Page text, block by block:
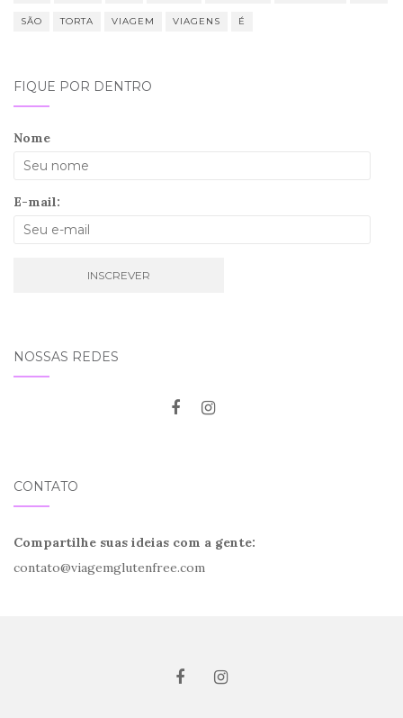
SÃO TORTA VIAGEM VIAGENS É
FIQUE POR DENTRO
Nome
E-mail:
NOSSAS REDES
CONTATO
Compartilhe suas ideias com a gente:
contato@viagemglutenfree.com